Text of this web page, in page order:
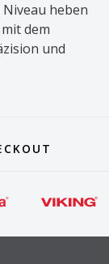
heben
dem
und